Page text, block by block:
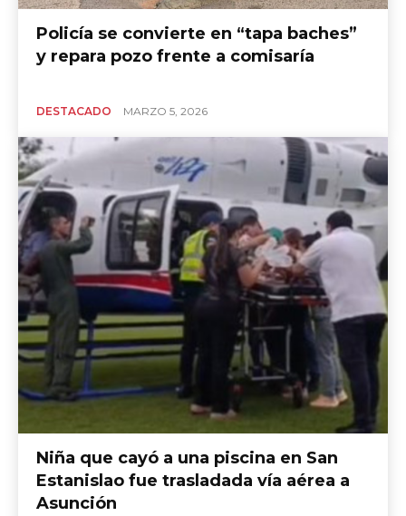
Policía se convierte en “tapa baches”
y repara pozo frente a comisaría
DESTACADO MARZO 5, 2026
Niña que cayó a una piscina en San
Estanislao fue trasladada vía aérea a
Asunción